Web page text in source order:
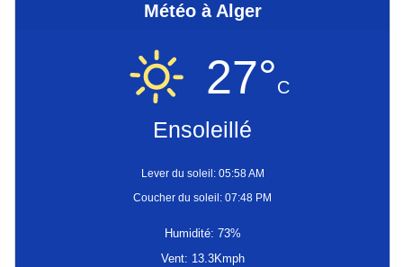
Météo à Alger
27°C
Ensoleillé
Lever du soleil: 05:58 AM
Coucher du soleil: 07:48 PM
Humidité: 73%
Vent: 13.3Kmph